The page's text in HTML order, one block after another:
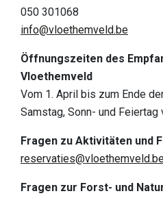
entdecken
Kulturhistorische Landschaft
Eine faszinierende
Buch Verborgene Perle
Praktische info
050 301068
info@vloethemveld.be
Öffnungszeiten des
Vloethemveld
Vom 1. April bis zum Ende
Samstag, Sonn- und Feiertag
Fragen zu Aktivitäten und
Fragen zur Forst- und